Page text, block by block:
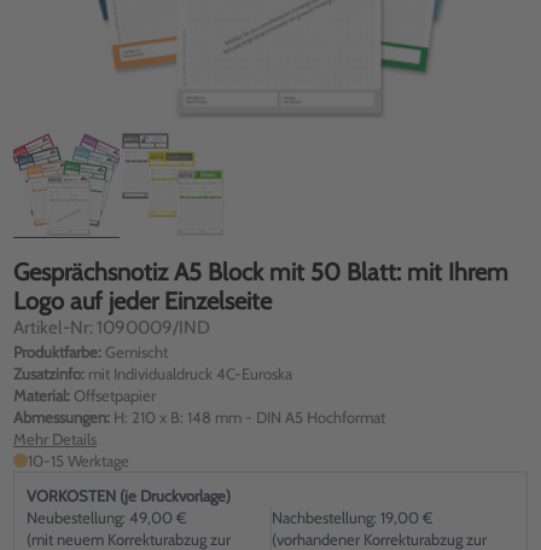
Gesprächsnotiz A5 Block mit 50 Blatt: mit Ihrem
Logo auf jeder Einzelseite
Artikel-Nr: 1090009/IND
Produktfarbe: Gemischt
Zusatzinfo: mit Individualdruck 4C-Euroska
Material: Offsetpapier
Abmessungen: H: 210 x B: 148 mm - DIN A5 Hochformat
Mehr Details
10-15 Werktage
VORKOSTEN (je Druckvorlage)
Neubestellung: 49,00 €
(mit neuem Korrekturabzug zur
Nachbestellung: 19,00 €
(vorhandener Korrekturabzug zur